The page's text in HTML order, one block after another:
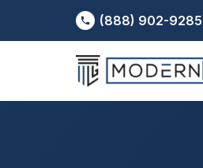
(888) 902-9285